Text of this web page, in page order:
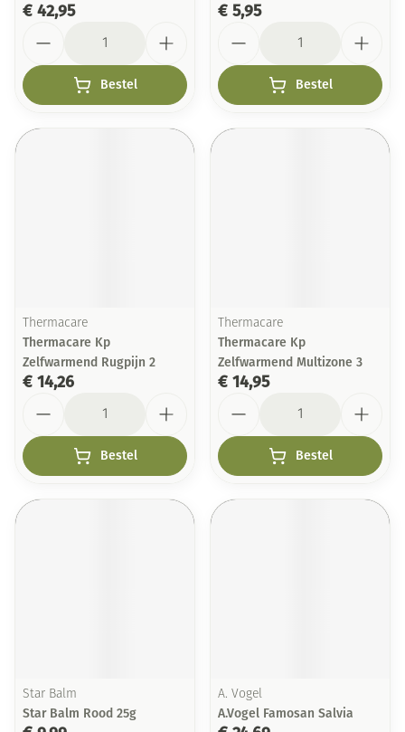
€ 42,95
Bestel
€ 5,95
Bestel
Thermacare
Thermacare Kp
Zelfwarmend Rugpijn 2
€ 14,26
Bestel
Thermacare
Thermacare Kp
Zelfwarmend Multizone 3
€ 14,95
Bestel
Star Balm
Star Balm Rood 25g
A. Vogel
A.Vogel Famosan Salvia